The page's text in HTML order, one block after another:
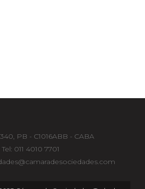
PB - C1016ABB - CABA
Tel: 011 4010 7701